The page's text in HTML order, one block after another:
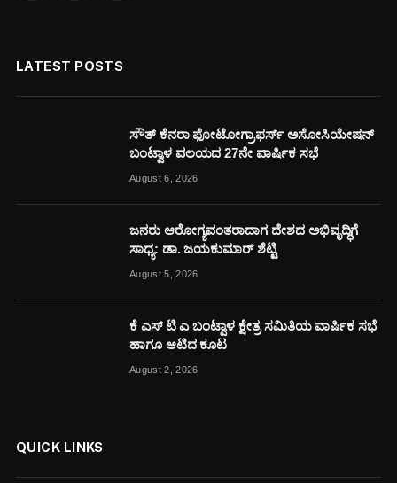
LATEST POSTS
ಸೌತ್ ಕೆನರಾ ಫೋಟೋಗ್ರಾಫರ್ಸ್ ಅಸೋಸಿಯೇಷನ್
ಬಂಟ್ವಾಳ ವಲಯದ 27ನೇ ವಾರ್ಷಿಕ ಸಭೆ
August 6, 2026
ಜನರು ಆರೋಗ್ಯವಂತರಾದಾಗ ದೇಶದ ಅಭಿವೃದ್ಧಿಗೆ
ಸಾಧ್ಯ: ಡಾ. ಜಯಕುಮಾರ್ ಶೆಟ್ಟಿ
August 5, 2026
ಕೆ ಎಸ್ ಟಿ ಎ ಬಂಟ್ವಾಳ ಕ್ಷೇತ್ರ ಸಮಿತಿಯ ವಾರ್ಷಿಕ ಸಭೆ
ಹಾಗೂ ಆಟಿದ ಕೂಟ
August 2, 2026
QUICK LINKS